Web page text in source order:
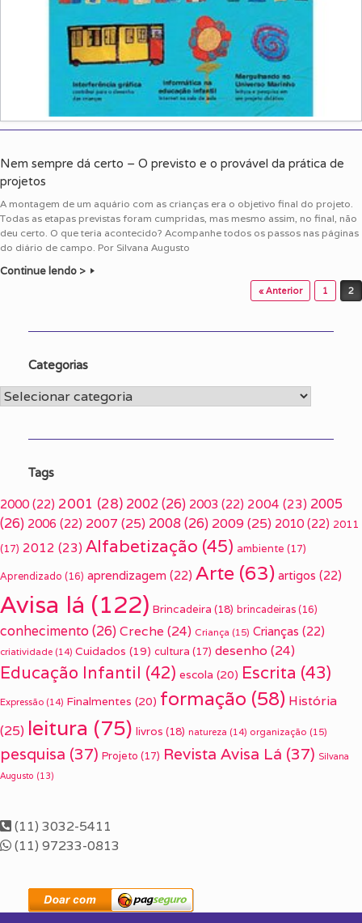
Nem sempre dá certo – O previsto e o provável da prática de
projetos
A montagem de um aquário com as crianças era o objetivo final do projeto.
Todas as etapas previstas foram cumpridas, mas mesmo assim, no final, não
deu certo. O que teria acontecido? Acompanhe todos os passos nas páginas
do diário de campo. Por Silvana Augusto
Continue lendo >
« Anterior 1 2
Categorias
Categorias
Tags
2000 (22) 2001 (28) 2002(26) 2003 (22) 2004 (23) 2005
(26) 2006 (22) 2007 (25) 2008(26) 2009(25) 2010 (22) 2011
(17) 2012 (23) Alfabetização (45) ambiente (17)
Aprendizado (16) aprendizagem (22) Arte (63) artigos (22)
Avisa lá (122) Brincadeira (18) brincadeiras (16)
conhecimento(26) Creche (24) Criança (15) Crianças (22)
criatividade (14) Cuidados (19) cultura (17) desenho (24)
Educação Infantil (42) escola (20) Escrita (43)
Expressão (14) Finalmentes (20) formação (58) História
(25) leitura (75) livros (18) natureza (14) organização (15)
pesquisa (37) Projeto (17) Revista Avisa Lá (37) Silvana
Augusto (13)
(11) 3032-5411
(11) 97233-0813